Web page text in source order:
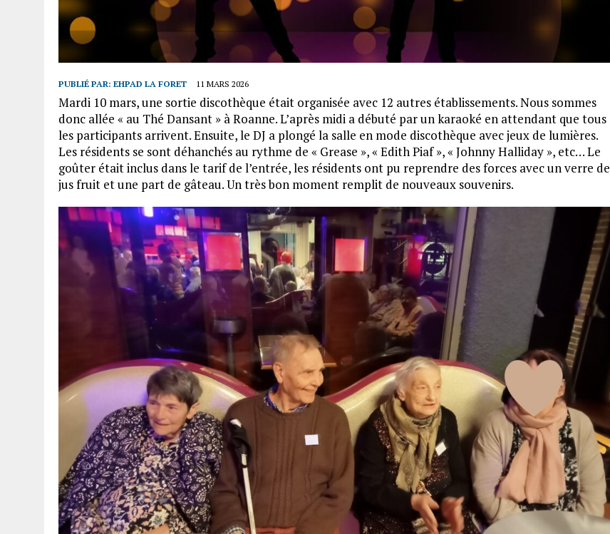
PUBLIÉ PAR: EHPAD LA FORET 11 MARS 2026
Mardi 10 mars, une sortie discothèque était organisée avec 12 autres établissements. Nous sommes
donc allée « au Thé Dansant » à Roanne. L’après midi a débuté par un karaoké en attendant que tous
les participants arrivent. Ensuite, le DJ a plongé la salle en mode discothèque avec jeux de lumières.
Les résidents se sont déhanchés au rythme de « Grease », « Edith Piaf », « Johnny Halliday », etc… Le
goûter était inclus dans le tarif de l’entrée, les résidents ont pu reprendre des forces avec un verre de
jus fruit et une part de gâteau. Un très bon moment remplit de nouveaux souvenirs.